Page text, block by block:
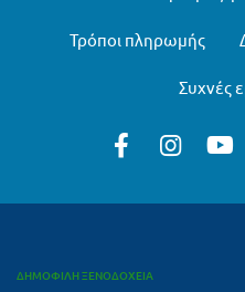
Τρόποι πληρωμής
Συχνές
ΔΗΜΟΦΙΛΗ ΞΕΝΟΔΟΧΕΙΑ